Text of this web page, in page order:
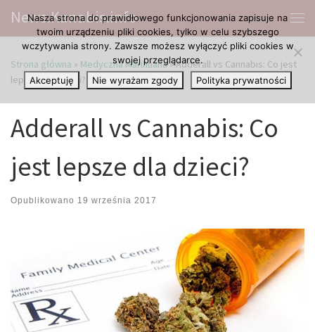
Przejdź do treści
News.Kanabis.info
Strona główna » Medyczna Marihuana»Adderall vs Cannabis: Co jest
lepsze dla dzieci?
Adderall vs Cannabis: Co
jest lepsze dla dzieci?
Opublikowano 19 września 2017
Nasza strona do prawidłowego funkcjonowania zapisuje na
twoim urządzeniu pliki cookies, tylko w celu szybszego
wczytywania strony. Zawsze możesz wyłączyć pliki cookies w
swojej przeglądarce.
Akceptuję
Nie wyrażam zgody Polityka prywatności